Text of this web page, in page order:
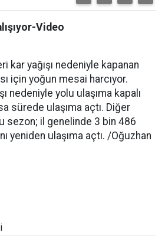
Video
kar yağışı nedeniyle kapanan
için yoğun mesai harcıyor.
nedeniyle yolu ulaşıma kapalı
sürede ulaşıma açtı. Diğer
sezon; il genelinde 3 bin 486
yeniden ulaşıma açtı. /Oğuzhan